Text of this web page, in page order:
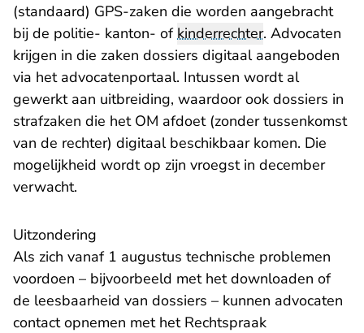
(standaard) GPS-zaken die worden aangebracht
bij de politie- kanton- ofkinderrechter. Advocaten
krijgen in die zaken dossiers digitaal aangeboden
via het advocatenportaal. Intussen wordt al
gewerkt aan uitbreiding, waardoor ook dossiers in
strafzaken die het OM afdoet (zonder tussenkomst
van de rechter) digitaal beschikbaar komen. Die
mogelijkheid wordt op zijn vroegst in december
verwacht.
Uitzondering
Als zich vanaf 1 augustus technische problemen
voordoen – bijvoorbeeld met het downloaden of
de leesbaarheid van dossiers – kunnen advocaten
contact opnemen met het Rechtspraak